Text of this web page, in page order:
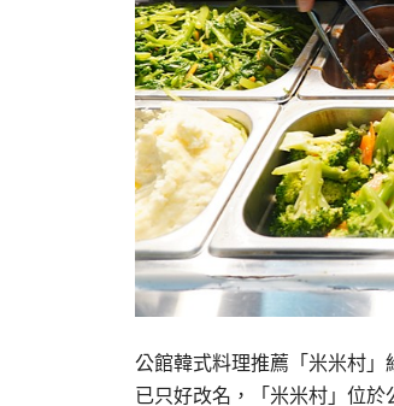
公館韓式料理推薦「米米村」
已只好改名，「米米村」位